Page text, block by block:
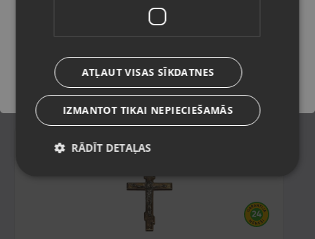
Stāvoklis Restaurēts (Garantija 24 mēneši)
88.00
4.00€/mēn.
Saglabāt
ATĻAUT VISAS SĪKDATNES
IZMANTOT TIKAI NEPIECIEŠAMĀS
RĀDĪT DETAĻAS